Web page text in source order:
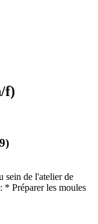
f)
sein de l'atelier de
* Préparer les moules